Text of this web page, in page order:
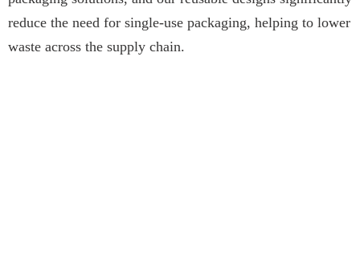
reduce the need for single-use packaging, helping to lower
waste across the supply chain.